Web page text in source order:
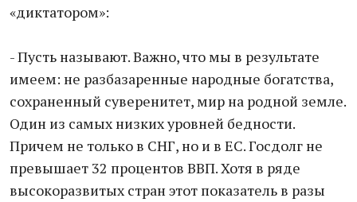
«диктатором»:
- Пусть называют. Важно, что мы в результате
имеем: не разбазаренные народные богатства,
сохраненный суверенитет, мир на родной земле.
Один из самых низких уровней бедности.
Причем не только в СНГ, но и в ЕС. Госдолг не
превышает 32 процентов ВВП. Хотя в ряде
высокоразвитых стран этот показатель в разы